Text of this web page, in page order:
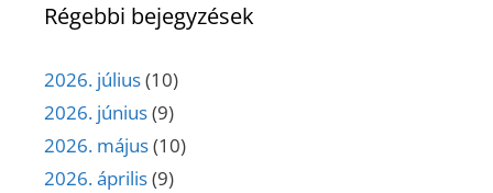
Régebbi bejegyzések
2026. július(10)
2026. június(9)
2026. május(10)
2026. április(9)